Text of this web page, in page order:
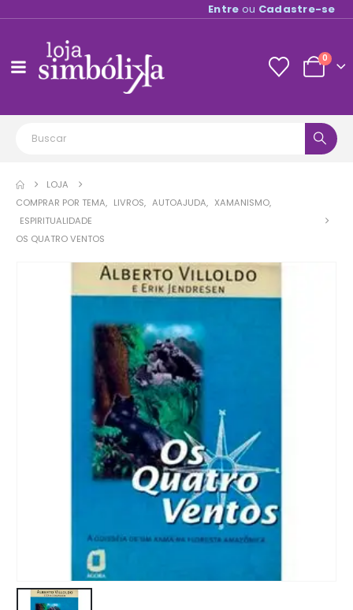
Entre ou Cadastre-se
0
LOJA
COMPRAR POR TEMA, LIVROS, AUTOAJUDA, XAMANISMO,
ESPIRITUALIDADE
OS QUATRO VENTOS